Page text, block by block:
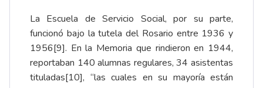
La Escuela de Servicio Social, por su parte,
funcionó bajo la tutela del Rosario entre 1936 y
1956[9]. En la Memoria que rindieron en 1944,
reportaban 140 alumnas regulares, 34 asistentas
tituladas[10], “las cuales en su mayoría están